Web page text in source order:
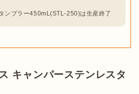
ンブラー450mL(STL-250)は生産終了
キャンパーステンレスタ